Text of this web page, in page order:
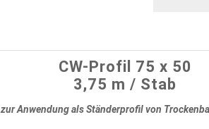
CW-Profil 75 x 50
3,75 m / Stab
zur Anwendung als Ständerprofil von